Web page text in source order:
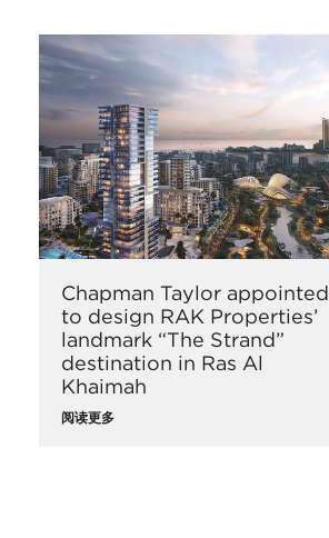
Chapman Taylor appointed
to design RAK Properties’
landmark “The Strand”
destination in Ras Al
Khaimah
阅读更多